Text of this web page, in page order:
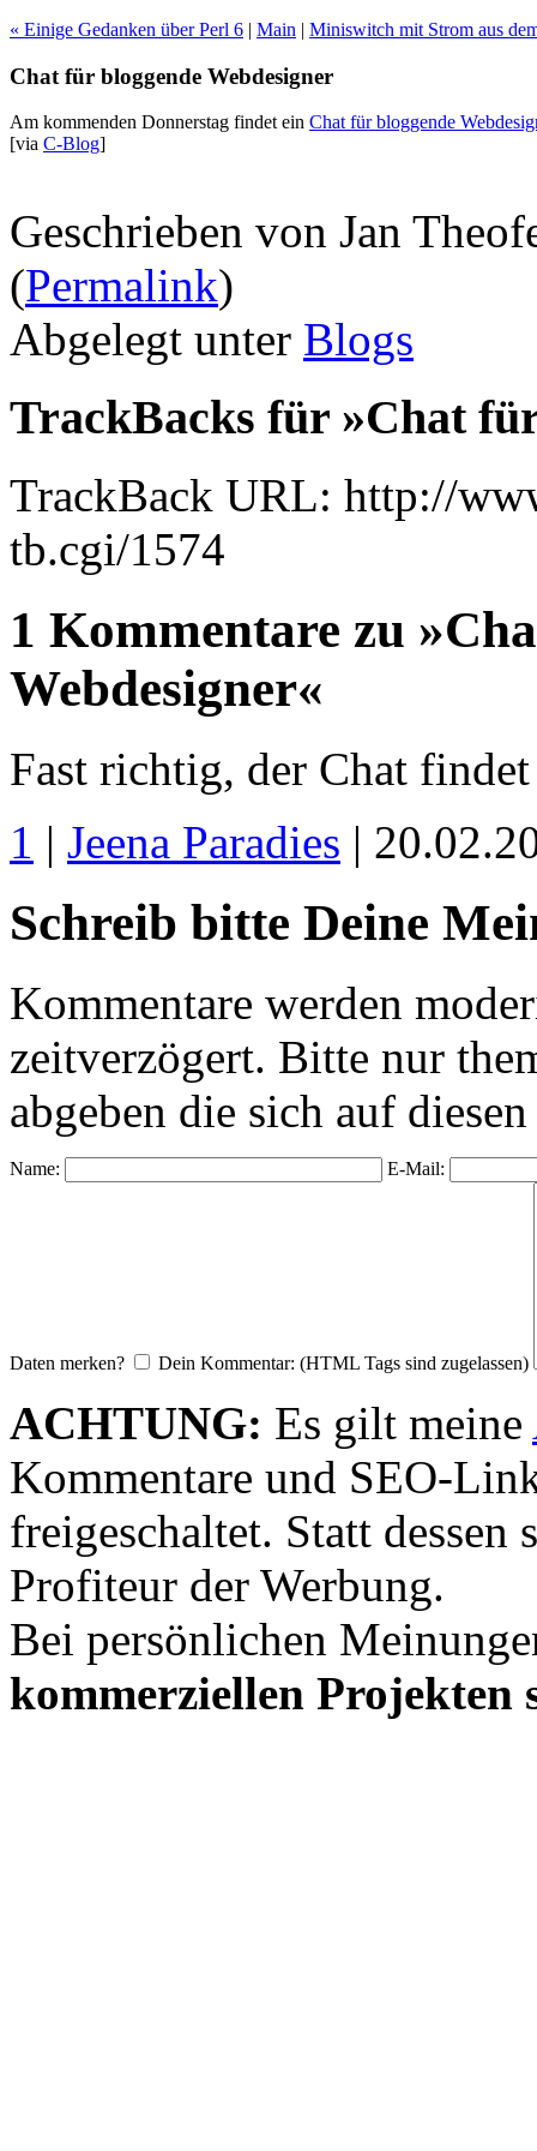
« Einige Gedanken über Perl 6 | Main | Miniswitch mit Strom aus
Chat für bloggende Webdesigner
Am kommenden Donnerstag findet ein Chat für bloggende
[via C-Blog]
Geschrieben von Jan
(Permalink)
Abgelegt unter Blogs
TrackBacks für »Chat
TrackBack URL: http://
tb.cgi/1574
1 Kommentare zu
Webdesigner«
Fast richtig, der Chat
1 | Jeena Paradies |
Schreib bitte Deine
Kommentare werden
zeitverzögert. Bitte nur
abgeben die sich auf
Name: E-Mail:
Daten merken? Dein Kommentar: (HTML Tags sind zugelassen)
ACHTUNG: Es gilt meine
Kommentare und SEO-
freigeschaltet. Statt dessen
Profiteur der Werbung.
Bei persönlichen
kommerziellen Projekten